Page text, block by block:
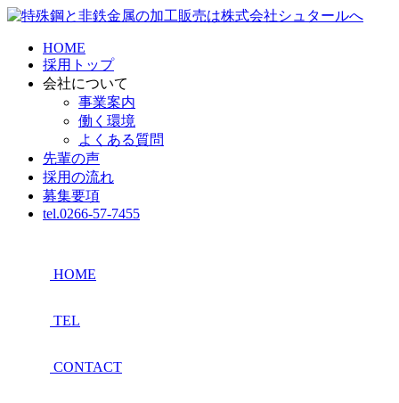
HOME
採用トップ
会社について
事業案内
働く環境
よくある質問
先輩の声
採用の流れ
募集要項
tel.0266-57-7455
HOME
TEL
CONTACT